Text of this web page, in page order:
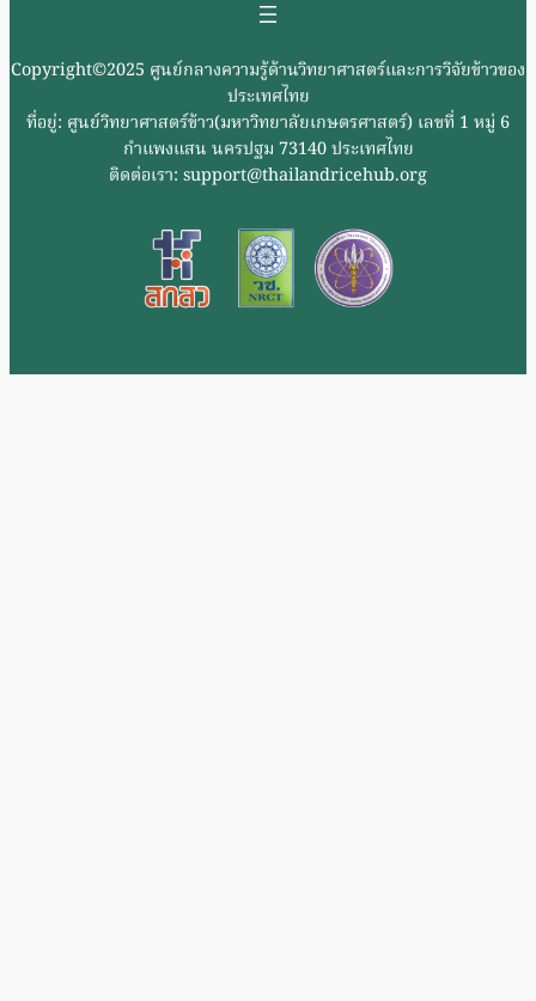
Copyright©2025 ศูนย์กลางความรู้ด้านวิทยาศาสตร์และการวิจัยข้าวของ
ประเทศไทย
ที่อยู่: ศูนย์วิทยาศาสตร์ข้าว(มหาวิทยาลัยเกษตรศาสตร์) เลขที่ 1 หมู่ 6
กำแพงแสน นครปฐม 73140 ประเทศไทย
ติดต่อเรา: support@thailandricehub.org